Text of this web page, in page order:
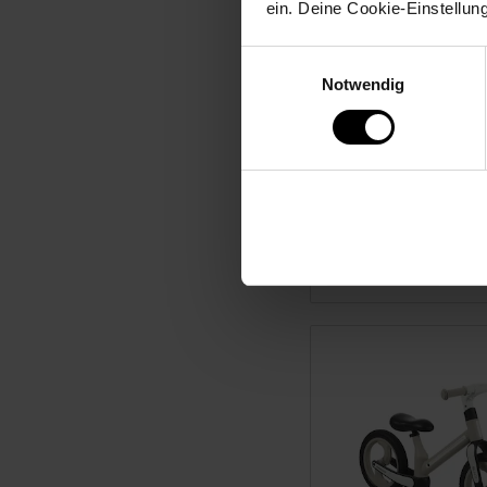
ein. Deine Cookie-
Notwendig
Kinder-Elektroauto
Benz CLS 350 Coupé,
lizenziert, 2 x 20 Watt